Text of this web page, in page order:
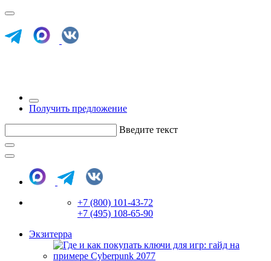
Получить предложение
Введите текст
+7 (800) 101-43-72
+7 (495) 108-65-90
Экзитерра